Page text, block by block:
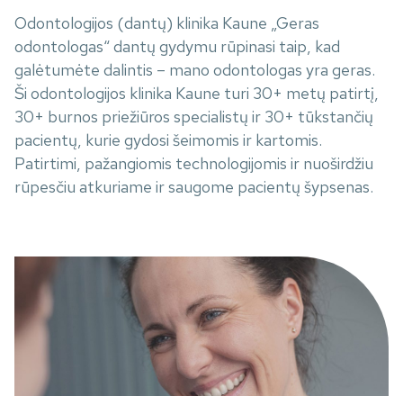
Odontologijos (dantų) klinika Kaune „Geras
odontologas“ dantų gydymu rūpinasi taip, kad
galėtumėte dalintis – mano odontologas yra geras.
Ši odontologijos klinika Kaune turi 30+ metų patirtį,
30+ burnos priežiūros specialistų ir 30+ tūkstančių
pacientų, kurie gydosi šeimomis ir kartomis.
Patirtimi, pažangiomis technologijomis ir nuoširdžiu
rūpesčiu atkuriame ir saugome pacientų šypsenas.